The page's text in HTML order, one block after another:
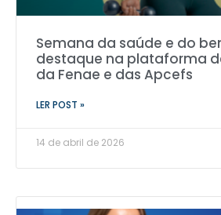
Semana da saúde e do
destaque na plataforma
da Fenae e das Apcefs
LER POST »
14 de abril de 2026